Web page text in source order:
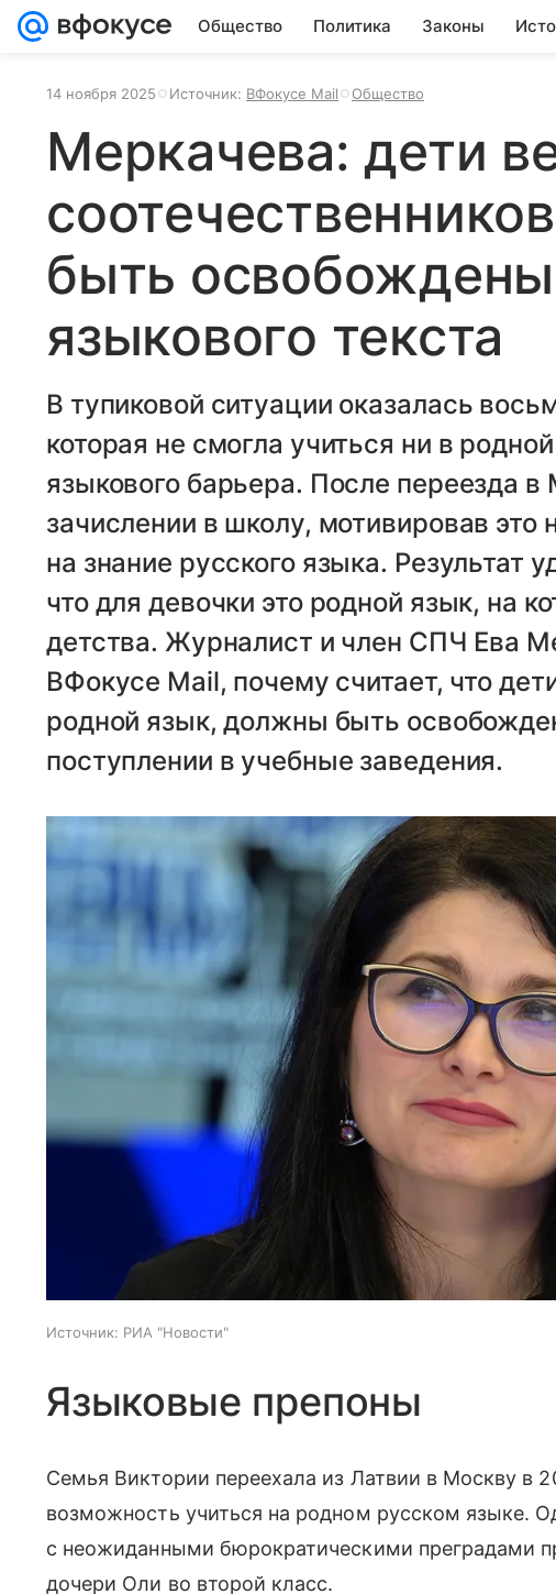
Общество Политика Законы
14 ноября 2025 Источник: ВФокусе Mail Общество
Меркачева: дети
быть
языкового текста
В тупиковой ситуации оказалась
которая не смогла учиться ни в
языкового барьера. После переезда в
зачислении в школу, мотивировав это
на знание русского языка. Результат
что для девочки это родной язык, на
детства. Журналист и член СПЧ Ева
ВФокусе Mail, почему считает, что
родной язык, должны быть
поступлении в учебные заведения.
Источник: РИА "Новости"
Языковые препоны
Семья Виктории переехала из Латвии в Москву в
возможность учиться на родном русском языке.
с неожиданными бюрократическими преградами
дочери Оли во второй класс.